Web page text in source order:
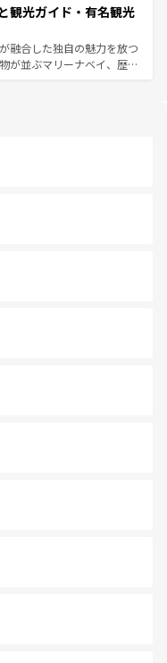
どの季節にも異なる楽しみ
イの人々、仏教を中心とし
が、訪れる旅人を魅了し続
はコンテンツ一覧を参照して
ず。観光スポットが密集し
れるのも魅力。息をのむよ
、香港を存分に楽しみ尽く
はコンテンツ一覧を参照して
観光ガイド・有名観光
融合した独自の魅力を放つ
が並ぶマリーナベイ、歴史
楽しめる外せないスポット